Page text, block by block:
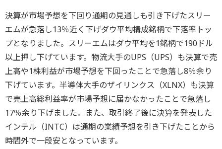
決算が市場予想を下回り通期の見通しも引き下げたスリー
エムが急落し13％近く下げダウ平均構成銘柄で下落率トッ
プとなりました。スリーエムはダウ平均を1銘柄で190ドル
以上押し下げています。物流大手のUPS（UPS）も決算で売
上高や1株利益が市場予想を下回ったことで急落し8％余り
下げています。半導体大手のザイリンクス（XLNX）も決算
で売上高総利益率が市場予想に届かなかったことで急落し
17％余り下げました。また、取引終了後に決算を発表した
インテル（INTC）は通期の業績予想を引き下げたことから
時間外で一段安となっています。